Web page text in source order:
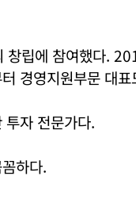
창립에 참여했다.
경영지원부문 대
투자 전문가다.
하다.